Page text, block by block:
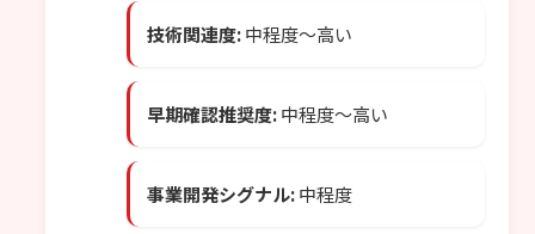
技術関連度:中程度〜高い
早期確認推奨度:中程度〜高い
事業開発シグナル:中程度